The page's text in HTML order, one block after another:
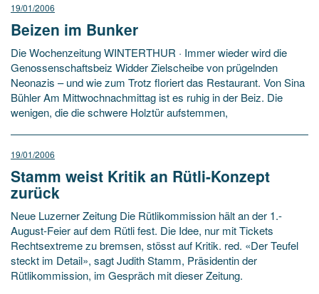
19/01/2006
Beizen im Bunker
Die Wochenzeitung WINTERTHUR · Immer wieder wird die
Genossenschaftsbeiz Widder Zielscheibe von prügelnden
Neonazis – und wie zum Trotz floriert das Restaurant. Von Sina
Bühler Am Mittwochnachmittag ist es ruhig in der Beiz. Die
wenigen, die die schwere Holztür aufstemmen,
19/01/2006
Stamm weist Kritik an Rütli-Konzept
zurück
Neue Luzerner Zeitung Die Rütlikommission hält an der 1.-
August-Feier auf dem Rütli fest. Die Idee, nur mit Tickets
Rechtsextreme zu bremsen, stösst auf Kritik. red. «Der Teufel
steckt im Detail», sagt Judith Stamm, Präsidentin der
Rütlikommission, im Gespräch mit dieser Zeitung.